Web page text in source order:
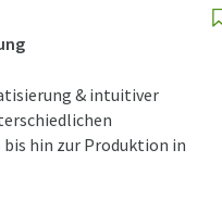
& intuitiver
hin zur Produktion in